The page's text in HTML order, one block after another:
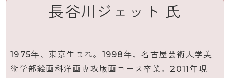
長谷川ジェット 氏
1975年、東京生まれ。1998年、名古屋芸術大学美
術学部絵画科洋画専攻版画コース卒業。2011年現